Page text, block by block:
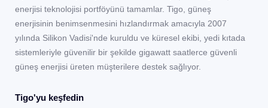
enerjisi teknolojisi portföyünü tamamlar. Tigo, güneş
enerjisinin benimsenmesini hızlandırmak amacıyla 2007
yılında Silikon Vadisi'nde kuruldu ve küresel ekibi, yedi kıtada
sistemleriyle güvenilir bir şekilde gigawatt saatlerce güvenli
güneş enerjisi üreten müşterilere destek sağlıyor.
Tigo'yu keşfedin